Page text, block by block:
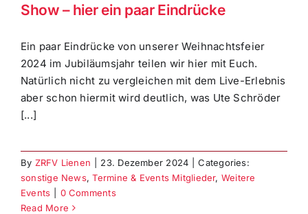
Show – hier ein paar Eindrücke
Ein paar Eindrücke von unserer Weihnachtsfeier
2024 im Jubiläumsjahr teilen wir hier mit Euch.
Natürlich nicht zu vergleichen mit dem Live-Erlebnis
aber schon hiermit wird deutlich, was Ute Schröder
[...]
By ZRFV Lienen 23. Dezember 2024
Categories:
sonstige News,Termine & Events Mitglieder, Weitere
Events
0 Comments
Read More